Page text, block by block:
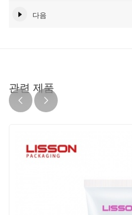
다음
관련 제품